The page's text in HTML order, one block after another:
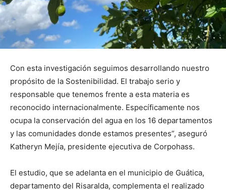
Con esta investigación seguimos desarrollando nuestro
propósito de la Sostenibilidad. El trabajo serio y
responsable que tenemos frente a esta materia es
reconocido internacionalmente. Específicamente nos
ocupa la conservación del agua en los 16 departamentos
y las comunidades donde estamos presentes”, aseguró
Katheryn Mejía, presidente ejecutiva de Corpohass.
El estudio, que se adelanta en el municipio de Guática,
departamento del Risaralda, complementa el realizado